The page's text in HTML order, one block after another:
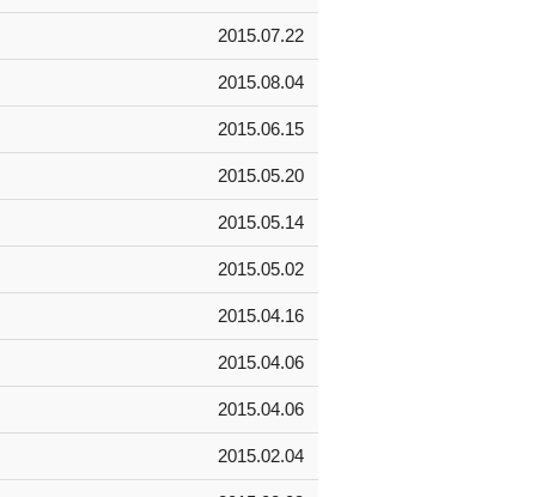
2015.07.22
2015.08.04
2015.06.15
2015.05.20
2015.05.14
2015.05.02
2015.04.16
2015.04.06
2015.04.06
2015.02.04